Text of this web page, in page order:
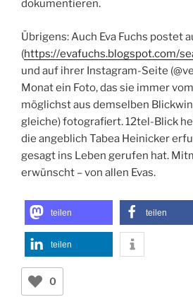
dokumentieren.
Übrigens: Auch Eva Fuchs postet
(https://evafuchs.blogspot.com/
und auf ihrer Instagram-Seite
Monat ein Foto, das sie immer
möglichst aus demselben
gleiche) fotografiert. 12tel-Blick
die angeblich Tabea Heinicker
gesagt ins Leben gerufen hat.
erwünscht – von allen Evas.
teilen teilen
teilen
0